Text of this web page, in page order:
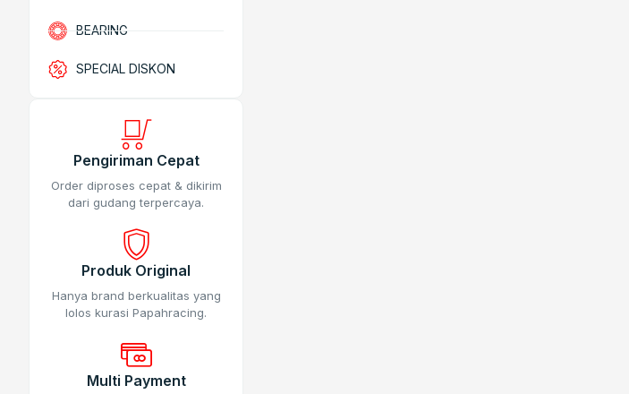
BEARING
SPECIAL DISKON
Pengiriman Cepat
Order diproses cepat & dikirim
dari gudang terpercaya.
Produk Original
Hanya brand berkualitas yang
lolos kurasi Papahracing.
Multi Payment